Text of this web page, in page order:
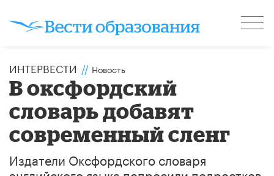
ИНТЕРВЕСТИ // Новость
В оксфордский
словарь добавят
современный сленг
Издатели Оксфордского словаря